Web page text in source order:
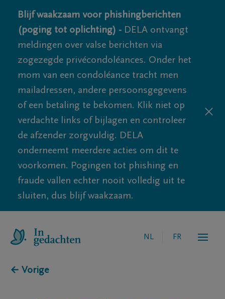
Blijf waakzaam voor phishingberichten
(poging tot oplichting) - DELA ontvangt
meldingen over valse berichten via
zogezegde privécondoléances. Onder het
mom van een condoléance tracht men
mailadressen, andere persoonsgegevens
of een betaling te bekomen. Klik niet op
verdachte links of bijlagen en controleer
de afzender zorgvuldig. DELA
onderneemt meerdere acties om dit te
voorkomen. Pogingen tot phishing en
fraude vallen echter nooit volledig uit te
sluiten, dus blijf waakzaam.
NL FR
← Vorige